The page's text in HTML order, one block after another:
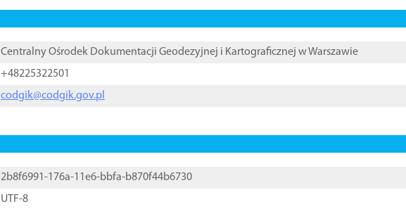
Centralny Ośrodek Dokumentacji Geodezyjnej i Kartograficznej w Warszawie
+48225322501
codgik@codgik.gov.pl
2b8f6991-176a-11e6-bbfa-b870f44b6730
UTF-8